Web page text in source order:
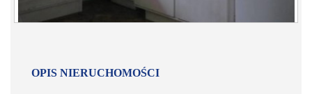
OPIS NIERUCHOMOŚCI